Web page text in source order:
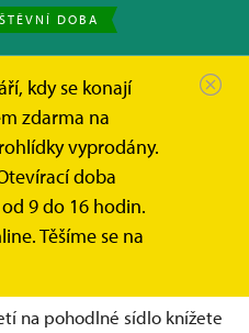
DOBA
kdy se konají
zdarma na
vyprodány.
doba
9 do 16 hodin.
Těšíme se na
návštěvníky
sídlo (základní okruh I.)
okruh I.)
na pohodlné sídlo knížete